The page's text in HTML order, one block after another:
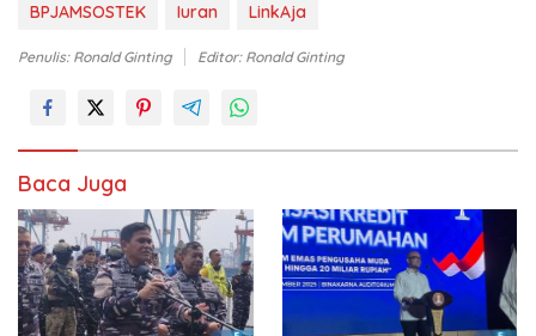
BPJAMSOSTEK Iuran LinkAja
Penulis: Ronald Ginting Editor: Ronald Ginting
Baca Juga